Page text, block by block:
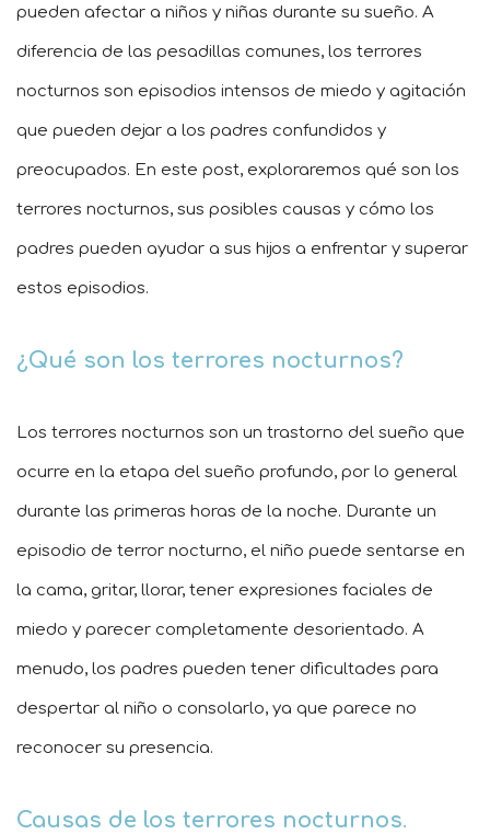
pueden afectar a niños y niñas durante su sueño. A
diferencia de las pesadillas comunes, los terrores
nocturnos son episodios intensos de miedo y agitación
que pueden dejar a los padres confundidos y
preocupados. En este post, exploraremos qué son los
terrores nocturnos, sus posibles causas y cómo los
padres pueden ayudar a sus hijos a enfrentar y superar
estos episodios.
¿Qué son los terrores nocturnos?
Los terrores nocturnos son un trastorno del sueño que
ocurre en la etapa del sueño profundo, por lo general
durante las primeras horas de la noche. Durante un
episodio de terror nocturno, el niño puede sentarse en
la cama, gritar, llorar, tener expresiones faciales de
miedo y parecer completamente desorientado. A
menudo, los padres pueden tener dificultades para
despertar al niño o consolarlo, ya que parece no
reconocer su presencia.
Causas de los terrores nocturnos.